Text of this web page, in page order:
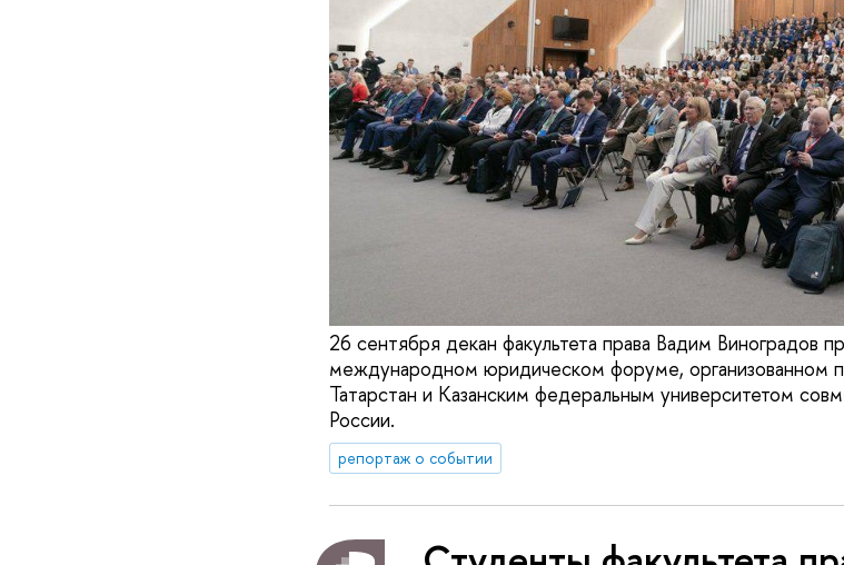
26 сентября декан факультета права Вадим Виноградов
международном юридическом форуме, организованном
Татарстан и Казанским федеральным университетом
России.
репортаж о событии